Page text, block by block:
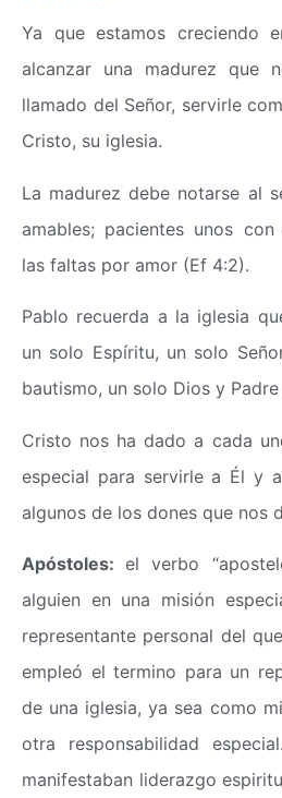
Ya que estamos creciendo
alcanzar una madurez que
llamado del Señor, servirle
Cristo, su iglesia.
La madurez debe notarse al
amables; pacientes unos
las faltas por amor (Ef 4:2).
Pablo recuerda a la iglesia
un solo Espíritu, un solo
bautismo, un solo Dios y
Cristo nos ha dado a cada
especial para servirle a Él y
algunos de los dones que nos
Apóstoles:el verbo
alguien en una misión
representante personal del
empleó el termino para un
de una iglesia, ya sea como
otra responsabilidad
manifestaban liderazgo